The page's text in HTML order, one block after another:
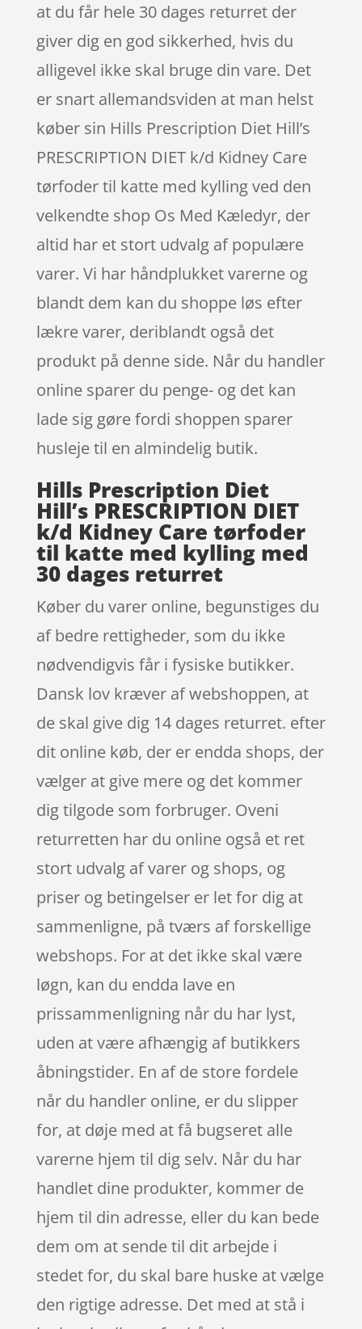
at du får hele 30 dages returret der
giver dig en god sikkerhed, hvis du
alligevel ikke skal bruge din vare. Det
er snart allemandsviden at man helst
køber sin Hills Prescription Diet Hill’s
PRESCRIPTION DIET k/d Kidney Care
tørfoder til katte med kylling ved den
velkendte shop Os Med Kæledyr, der
altid har et stort udvalg af populære
varer. Vi har håndplukket varerne og
blandt dem kan du shoppe løs efter
lækre varer, deriblandt også det
produkt på denne side. Når du handler
online sparer du penge- og det kan
lade sig gøre fordi shoppen sparer
husleje til en almindelig butik.
Hills Prescription Diet
Hill’s PRESCRIPTION DIET
k/d Kidney Care tørfoder
til katte med kylling med
30 dages returret
Køber du varer online, begunstiges du
af bedre rettigheder, som du ikke
nødvendigvis får i fysiske butikker.
Dansk lov kræver af webshoppen, at
de skal give dig 14 dages returret. efter
dit online køb, der er endda shops, der
vælger at give mere og det kommer
dig tilgode som forbruger. Oveni
returretten har du online også et ret
stort udvalg af varer og shops, og
priser og betingelser er let for dig at
sammenligne, på tværs af forskellige
webshops. For at det ikke skal være
løgn, kan du endda lave en
prissammenligning når du har lyst,
uden at være afhængig af butikkers
åbningstider. En af de store fordele
når du handler online, er du slipper
for, at døje med at få bugseret alle
varerne hjem til dig selv. Når du har
handlet dine produkter, kommer de
hjem til din adresse, eller du kan bede
dem om at sende til dit arbejde i
stedet for, du skal bare huske at vælge
den rigtige adresse. Det med at stå i